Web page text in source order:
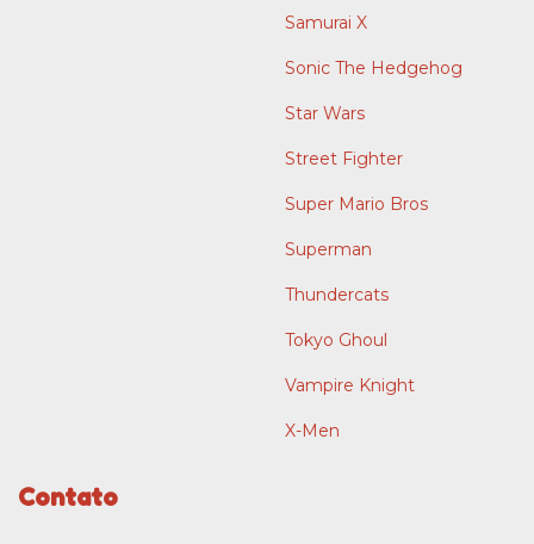
Samurai X
Sonic The Hedgehog
Star Wars
Street Fighter
Super Mario Bros
Superman
Thundercats
Tokyo Ghoul
Vampire Knight
X-Men
Contato